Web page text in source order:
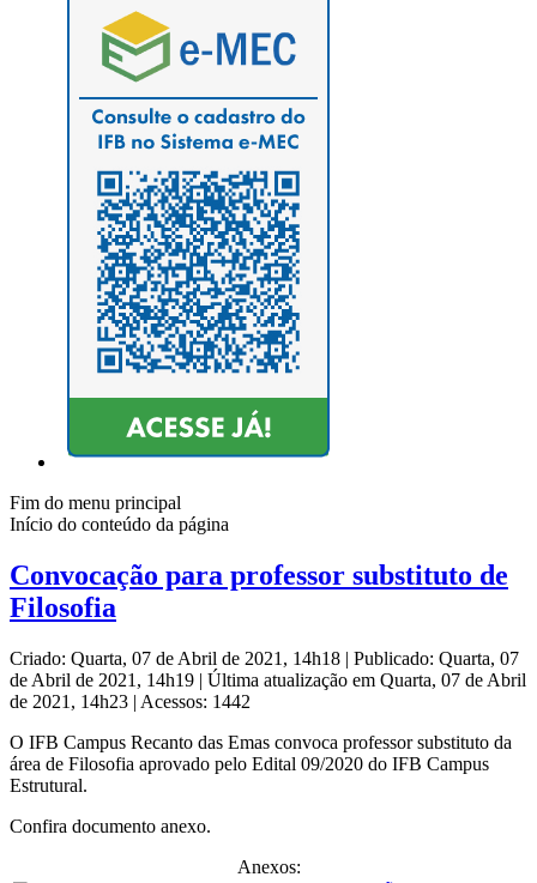
Fim do menu principal
Início do conteúdo da página
Convocação para professor substituto de
Filosofia
Criado: Quarta, 07 de Abril de 2021, 14h18 | Publicado: Quarta, 07
de Abril de 2021, 14h19 | Última atualização em Quarta, 07 de Abril
de 2021, 14h23 | Acessos: 1442
O IFB Campus Recanto das Emas convoca professor substituto da
área de Filosofia aprovado pelo Edital 09/2020 do IFB Campus
Estrutural.
Confira documento anexo.
Anexos: